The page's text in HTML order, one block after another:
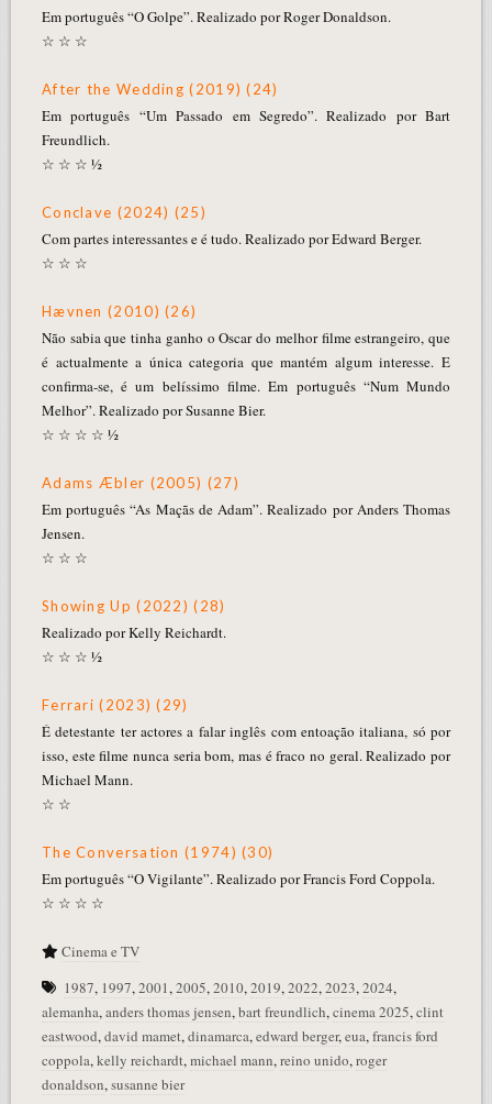
Em português “O Golpe”. Realizado por Roger Donaldson.
☆ ☆ ☆
After the Wedding (2019) (24)
Em português “Um Passado em Segredo”. Realizado por Bart
Freundlich.
☆ ☆ ☆ ½
Conclave (2024) (25)
Com partes interessantes e é tudo. Realizado por Edward Berger.
☆ ☆ ☆
Hævnen (2010) (26)
Não sabia que tinha ganho o Oscar do melhor filme estrangeiro, que
é actualmente a única categoria que mantém algum interesse. E
confirma-se, é um belíssimo filme. Em português “Num Mundo
Melhor”. Realizado por Susanne Bier.
☆ ☆ ☆ ☆ ½
Adams Æbler (2005) (27)
Em português “As Maçãs de Adam”. Realizado por Anders Thomas
Jensen.
☆ ☆ ☆
Showing Up (2022) (28)
Realizado por Kelly Reichardt.
☆ ☆ ☆ ½
Ferrari (2023) (29)
É detestante ter actores a falar inglês com entoação italiana, só por
isso, este filme nunca seria bom, mas é fraco no geral. Realizado por
Michael Mann.
☆ ☆
The Conversation (1974) (30)
Em português “O Vigilante”. Realizado por Francis Ford Coppola.
☆ ☆ ☆ ☆
Cinema e TV
1987, 1997,2001,2005,2010,2019,2022,2023,2024,
alemanha,anders thomas jensen,bart freundlich,cinema 2025,clint
eastwood,david mamet,dinamarca,edward berger,eua,francis ford
coppola,kelly reichardt,michael mann,reino unido,roger
donaldson,susanne bier